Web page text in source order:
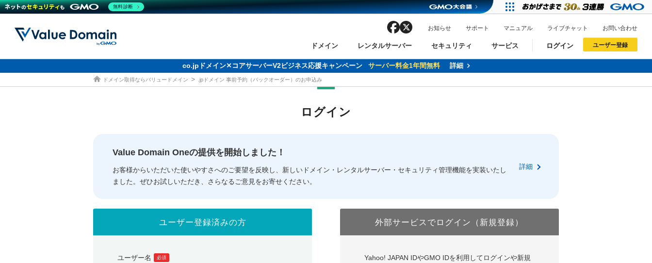
ドメイン
ドメイン ドメイン検索
ドメイン一括検索
人気ドメインの種類 WHOIS検索
レンタルサーバー
レンタルサーバー コアサーバー
セキュリティ
セキュリティ Value Domain ネットde診断
サービス
サービス お得意様割引
バリュードメインAPI
facebook お知らせ サポート マニュアル ライブチャット お問い合わせ
ログイン
従来のバリュードメインをご利用希望の方 おすすめ One レンタルサーバーを含む最新の機能を使う方
以下でもログイン可能
ユーザー登録
従来のバリュードメインをご利用希望の方 おすすめ One レンタルサーバーを含む最新の機能を使う方
以下でも登録可能
co.jpドメイン✕コアサーバーV2ビジネス応援キャンペーン サーバー料金1年間無料 詳細
ドメイン取得ならバリュードメイン .jpドメイン 事前予約（バックオーダー）のお申込み
ログイン
Value Domain Oneの提供を開始しました！
お客様からいただいた使いやすさへのご要望を反映し、新しいドメイン・レンタルサーバー・セキュリティ管理機能を実装いたし
ました。ぜひお試しいただき、さらなるご意見をお寄せください。
詳細
ユーザー登録済みの方
ユーザー名 必須
外部サービスでログイン（新規登録）
Yahoo! JAPAN IDやGMO IDを利用してログインや新規
無料診断